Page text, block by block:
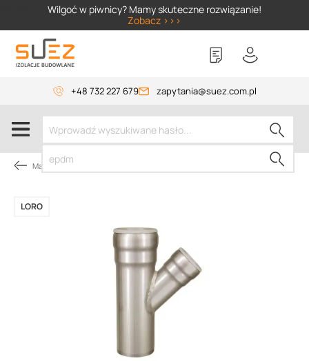
Wilgoć w piwnicy? Mamy skuteczne rozwiązanie!
Zobacz >>>
+48 732 227 679 zapytania@suez.com.pl
Materiały instalacyjne
LORO